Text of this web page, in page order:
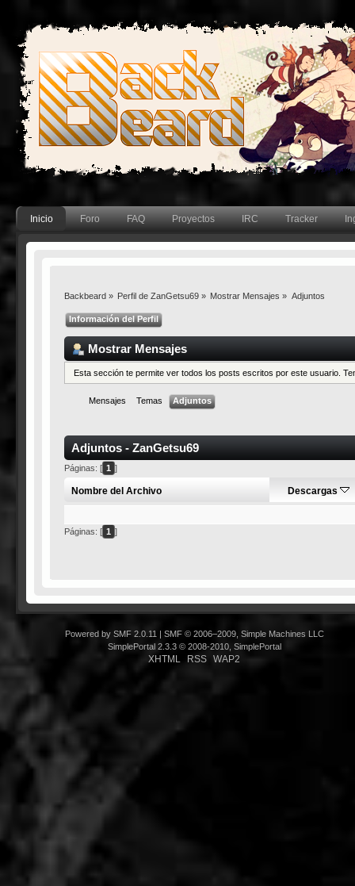
Inicio Foro FAQ Proyectos IRC Tracker
Backbeard» Perfil de ZanGetsu69» Mostrar Mensajes » Adjuntos
Información del Perfil
Mostrar Mensajes
Esta sección te permite ver todos los posts escritos por este usuario.
Mensajes Temas Adjuntos
Adjuntos - ZanGetsu69
Páginas: [ 1 ]
Nombre del Archivo Descargas
Páginas: [ 1 ]
Powered by SMF 2.0.11
SMF © 2006–2009, Simple Machines LLC
SimplePortal 2.3.3 © 2008-2010, SimplePortal
XHTML RSS WAP2